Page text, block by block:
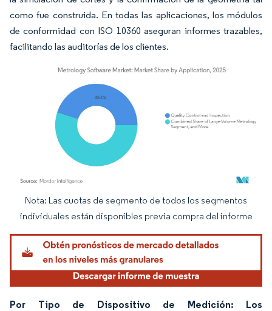
como fue construida. En todas las aplicaciones, los módulos
de conformidad con ISO 10360 aseguran informes trazables,
facilitando las auditorías de los clientes.
Imagen © Mordor Intelligence. El uso requiere atribución según CC BY 4.0.
Nota: Las cuotas de segmento de todos los segmentos
individuales están disponibles previa compra del informe
Por Tipo de Dispositivo de Medición: Los